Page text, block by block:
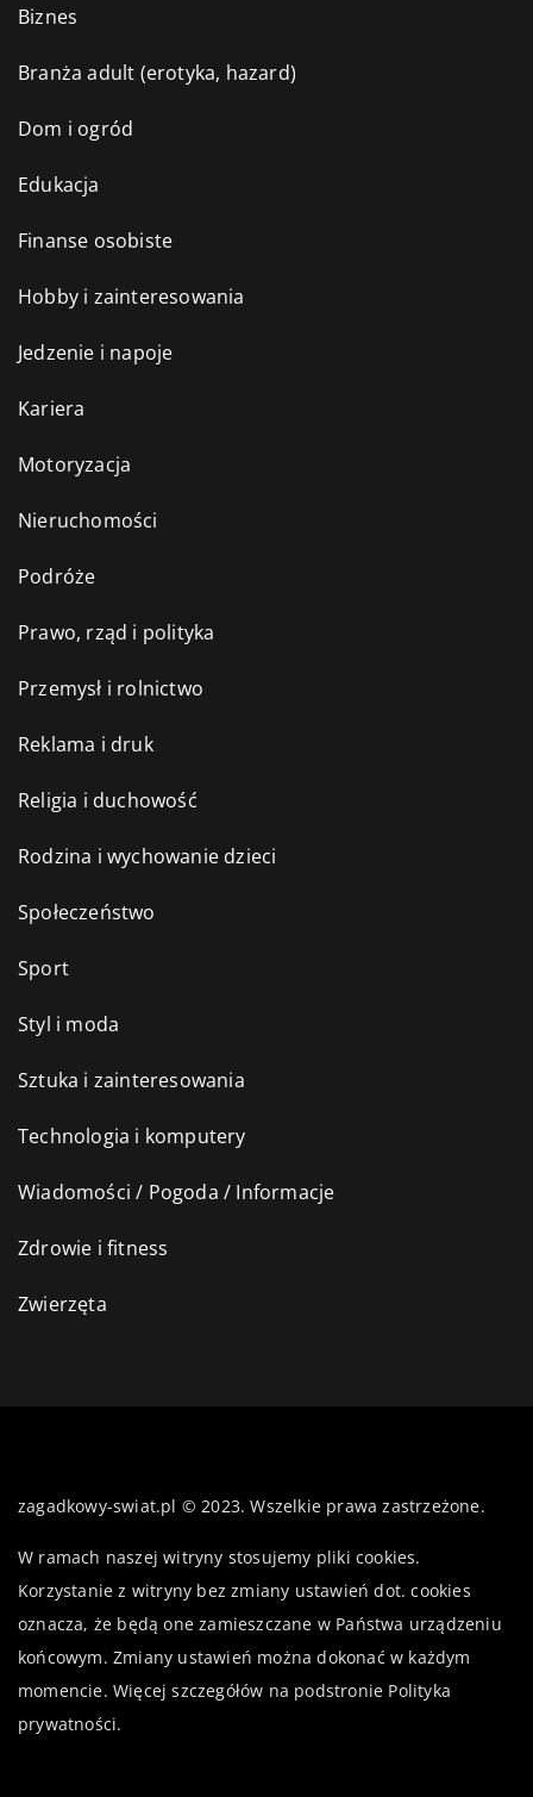
Biznes
Branża adult (erotyka, hazard)
Dom i ogród
Edukacja
Finanse osobiste
Hobby i zainteresowania
Jedzenie i napoje
Kariera
Motoryzacja
Nieruchomości
Podróże
Prawo, rząd i polityka
Przemysł i rolnictwo
Reklama i druk
Religia i duchowość
Rodzina i wychowanie dzieci
Społeczeństwo
Sport
Styl i moda
Sztuka i zainteresowania
Technologia i komputery
Wiadomości / Pogoda / Informacje
Zdrowie i fitness
Zwierzęta
zagadkowy-swiat.pl © 2023. Wszelkie prawa zastrzeżone.
W ramach naszej witryny stosujemy pliki cookies.
Korzystanie z witryny bez zmiany ustawień dot. cookies
oznacza, że będą one zamieszczane w Państwa urządzeniu
końcowym. Zmiany ustawień można dokonać w każdym
momencie. Więcej szczegółów na podstronie Polityka
prywatności.